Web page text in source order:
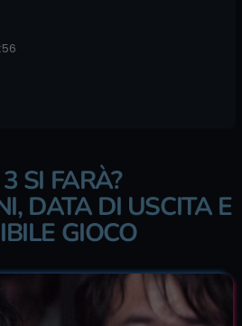
SI FARÀ?
DATA DI USCITA E
GIOCO